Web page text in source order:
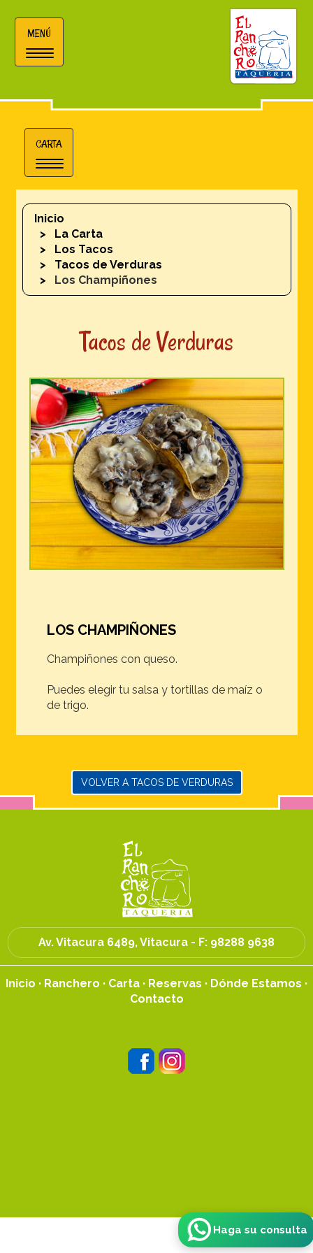
Toggle
navigation
MENÚ
Toggle
navigation
CARTA
Inicio
La Carta
Los Tacos
Tacos de Verduras
Los Champiñones
Tacos de Verduras
LOS CHAMPIÑONES
Champiñones con queso.
Puedes elegir tu salsa y tortillas de maíz o
de trigo.
VOLVER A TACOS DE VERDURAS
Haga su consulta
Av. Vitacura 6489, Vitacura - F: 98288 9638
Inicio · Ranchero · Carta · Reservas · Dónde Estamos ·
Contacto